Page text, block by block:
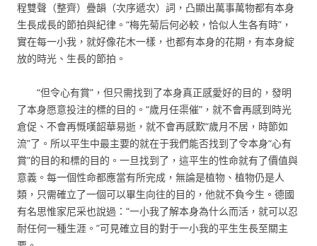
程雙聲（整齊）疊韻（次序遞次）詞，凸顯出萬事萬物都有本身
生長成長的節拍與紀律。“梅先菊后何必較，恰似人生各有時”，
實在每一小我，就好像花木一樣，也都有本身的花期，有本身綻
放的時光、生長的節拍。
“但令心有賞”，但只需找到了本身真正感愛好的目的，發明
了本身愿意投注的標的目的。“歲月任渠催”，就不會再感到時光
倉促、不會再慨嘆韶華易逝，就不會再感歎“歲月不居，時節如
流”了。所以平生中最主要的就在于我們能否找到了令本身“心有
賞”的目的和標的目的。一旦找到了，這平生的性命就有了價值與
意義。每一個性命都應當有所完成，無論是植物、植物仍是人
類，只需確立了一個可以畢生向往的目的，他就不負今生。德國
有名思惟家尼采也說過：“一小我了解本身為什么而活，就可以忍
耐任何一種生涯。”可見確立目的對于一小我的平生生長至關主